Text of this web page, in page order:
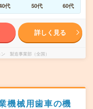
代 50代 60代
詳しく見る
製造事業部（全国）
機械用歯車の機